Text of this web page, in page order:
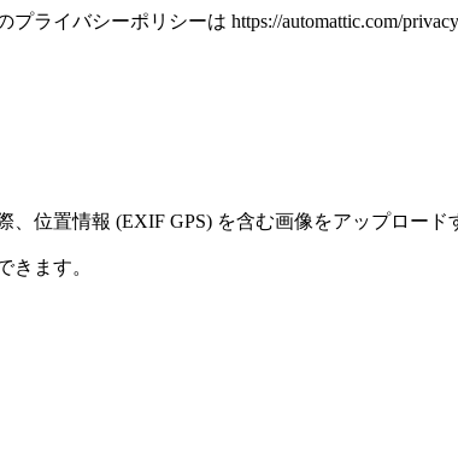
ライバシーポリシーは https://automattic.com/
、位置情報 (EXIF GPS) を含む画像をアップロー
きます。